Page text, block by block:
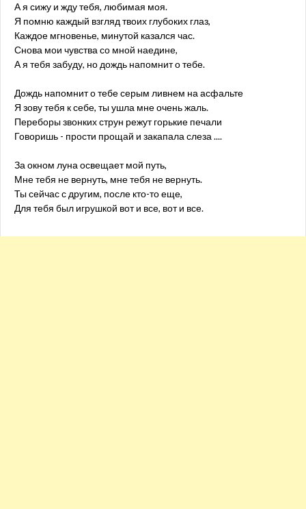
А я сижу и жду тебя, любимая моя.
Я помню каждый взгляд твоих глубоких глаз,
Каждое мгновенье, минутой казался час.
Снова мои чувства со мной наедине,
А я тебя забуду, но дождь напомнит о тебе.
Дождь напомнит о тебе серым ливнем на асфальте
Я зову тебя к себе, ты ушла мне очень жаль.
Переборы звонких струн режут горькие печали
Говоришь - прости прощай и закапала слеза ....
За окном луна освещает мой путь,
Мне тебя не вернуть, мне тебя не вернуть.
Ты сейчас с другим, после кто-то еще,
Для тебя был игрушкой вот и все, вот и все.